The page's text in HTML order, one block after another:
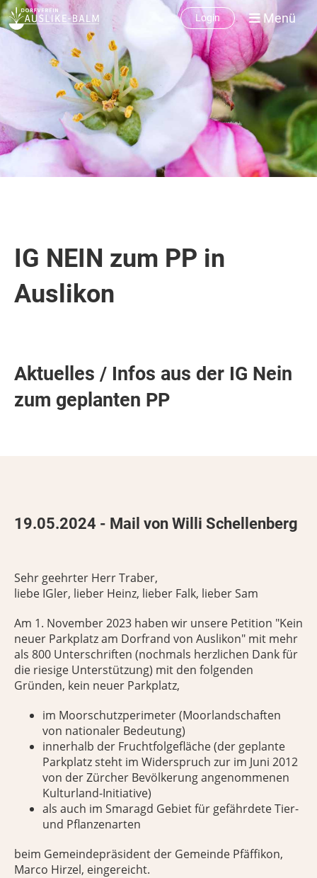
Login Menü
IG NEIN zum PP in
Auslikon
Aktuelles / Infos aus der IG Nein
zum geplanten PP
19.05.2024 - Mail von Willi Schellenberg
Sehr geehrter Herr Traber,
liebe IGler, lieber Heinz, lieber Falk, lieber Sam
Am 1. November 2023 haben wir unsere Petition "Kein
neuer Parkplatz am Dorfrand von Auslikon" mit mehr
als 800 Unterschriften (nochmals herzlichen Dank für
die riesige Unterstützung) mit den folgenden
Gründen, kein neuer Parkplatz,
im Moorschutzperimeter (Moorlandschaften
von nationaler Bedeutung)
innerhalb der Fruchtfolgefläche (der geplante
Parkplatz steht im Widerspruch zur im Juni 2012
von der Zürcher Bevölkerung angenommenen
Kulturland-Initiative)
als auch im Smaragd Gebiet für gefährdete Tier-
und Pflanzenarten
beim Gemeindepräsident der Gemeinde Pfäffikon,
Marco Hirzel, eingereicht.